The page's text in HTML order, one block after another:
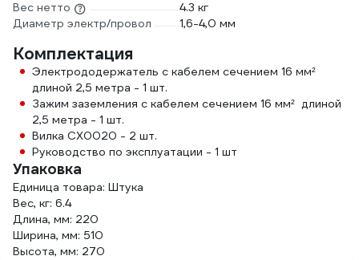
Вес нетто
4.3 кг
Диаметр электр/провол
1,6-4,0 мм
Комплектация
Электрододержатель с кабелем сечением 16 мм²
длиной 2,5 метра - 1 шт.
Зажим заземления с кабелем сечением 16 мм² длиной
2,5 метра - 1 шт.
Вилка СХ0020 - 2 шт.
Руководство по эксплуатации - 1 шт
Упаковка
Единица товара: Штука
Вес, кг: 6.4
Длина, мм: 220
Ширина, мм: 510
Высота, мм: 270